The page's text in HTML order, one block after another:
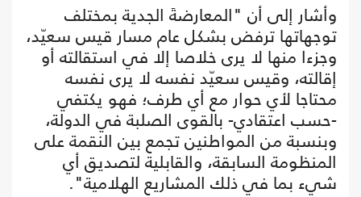
وأشار إلى أن "المعارضةَ الجدية بمختلف
توجهاتها ترفض بشكل عام مسار قيس سعيّد،
وجزءا منها لا يرى خلاصا إلا في استقالته أو
إقالته، وقيس سعيّد نفسه لا يرى نفسه
محتاجا لأي حوار مع أي طرف؛ فهو يكتفي
-حسب اعتقادي- بالقوى الصلبة في الدولة،
وبنسبة من المواطنين تجمع بين النقمة على
المنظومة السابقة، والقابلية لتصديق أي
شيء بما في ذلك المشاريع الهلامية".